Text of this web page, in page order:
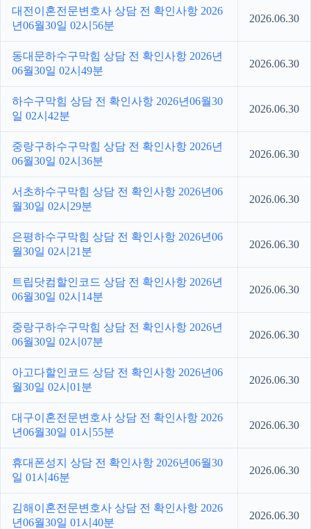
대전이혼전문변호사 상담 전 확인사항 2026
년06월30일 02시56분
2026.06.30
동대문하수구막힘 상담 전 확인사항 2026년
06월30일 02시49분
2026.06.30
하수구막힘 상담 전 확인사항 2026년06월30
일 02시42분
2026.06.30
중랑구하수구막힘 상담 전 확인사항 2026년
06월30일 02시36분
2026.06.30
서초하수구막힘 상담 전 확인사항 2026년06
월30일 02시29분
2026.06.30
은평하수구막힘 상담 전 확인사항 2026년06
월30일 02시21분
2026.06.30
트립닷컴할인코드 상담 전 확인사항 2026년
06월30일 02시14분
2026.06.30
중랑구하수구막힘 상담 전 확인사항 2026년
06월30일 02시07분
2026.06.30
아고다할인코드 상담 전 확인사항 2026년06
월30일 02시01분
2026.06.30
대구이혼전문변호사 상담 전 확인사항 2026
년06월30일 01시55분
2026.06.30
휴대폰성지 상담 전 확인사항 2026년06월30
일 01시46분
2026.06.30
김해이혼전문변호사 상담 전 확인사항 2026
년06월30일 01시40분
2026.06.30